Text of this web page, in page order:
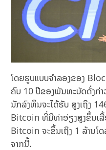
ໂດຍຮູບແບບຈຳລອງຂອງ
ຄົບ 10 ປີຂອງພັນທະບັດດັ່ງກ່
ນັກລົງທຶນຈະໄດ້ຮັບ ສູງເຖິງ
Bitcoin ທີ່ມີທ່າອ່ຽງສູງຂຶ້ນເລື້
Bitcoin ຈະຂຶ້ນເຖິງ 1 ລ້ານໂ
ຈາກນີ້.